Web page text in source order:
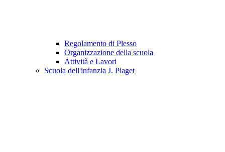
Regolamento di Plesso
Organizzazione della scuola
Attività e Lavori
Scuola dell'infanzia J. Piaget